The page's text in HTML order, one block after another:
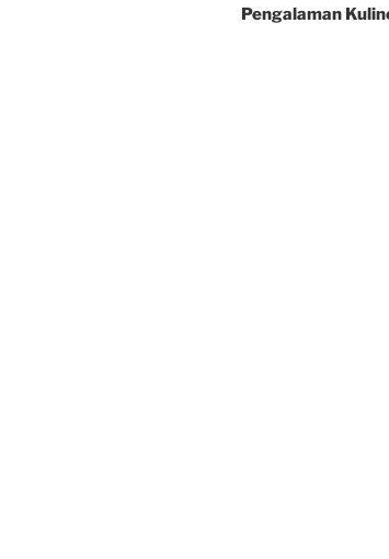
Pengalaman